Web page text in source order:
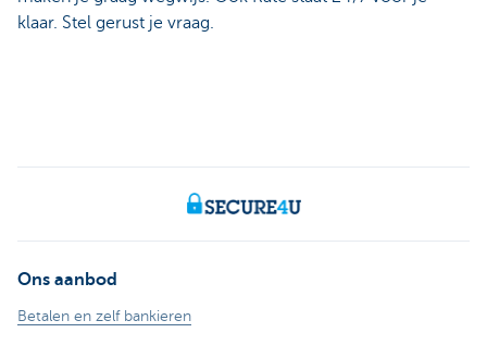
klaar. Stel gerust je vraag.
Ons aanbod
Betalen en zelf bankieren